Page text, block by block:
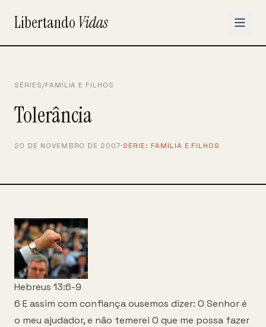
Libertando Vidas
SÉRIES/FAMÍLIA E FILHOS
Tolerância
20 DE NOVEMBRO DE 2007·SÉRIE: FAMÍLIA E FILHOS
Hebreus 13:6-9
6 E assim com confiança ousemos dizer: O Senhor é
o meu ajudador, e não temerei O que me possa fazer